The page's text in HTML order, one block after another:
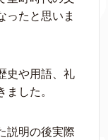
ったと思いま
史や用語、礼
した。
説明の後実際